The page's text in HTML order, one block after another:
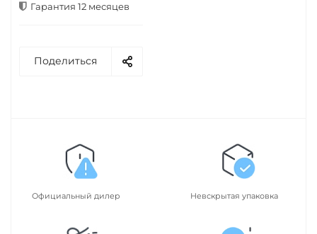
Гарантия 12 месяцев
Поделиться
Официальный дилер Невскрытая упаковка